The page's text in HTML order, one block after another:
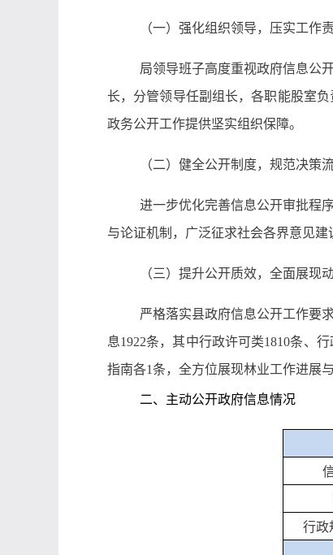
（一）强化组织领导，压实工作
局领导班子高度重视政府信息公
长，分管领导任副组长，各职能股室
政务公开工作提供坚实组织保障。
（二）健全公开制度，规范决策
进一步优化完善信息公开审批程
与论证机制，广泛征求社会各界意见
（三）提升公开质效，全面展现
严格落实县政府信息公开工作要
息1922条，其中行政许可类1810条、
指南各1条，全方位展现林业工作进展
二、主动公开政府信息情况
行政